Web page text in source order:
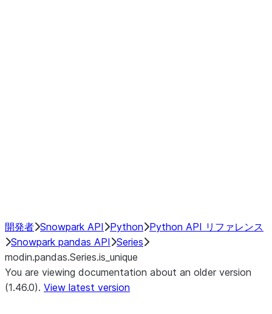
開発者 Snowpark API Python Python API リファレンス
Snowpark pandas API Series
modin.pandas.Series.is_unique
You are viewing documentation about an older version
(1.46.0). View latest version